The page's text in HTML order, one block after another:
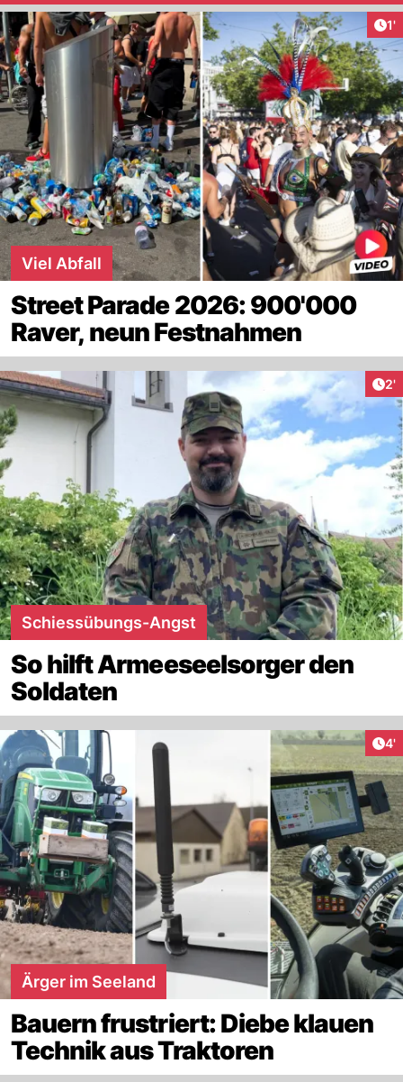
1'
Viel Abfall
Street Parade 2026: 900'000
Raver, neun Festnahmen
2'
Schiessübungs-Angst
So hilft Armeeseelsorger den
Soldaten
4'
Ärger im Seeland
Bauern frustriert: Diebe klauen
Technik aus Traktoren